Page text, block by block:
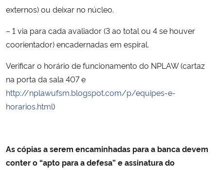
externos) ou deixar no núcleo.
– 1 via para cada avaliador (3 ao total ou 4 se houver
coorientador) encadernadas em espiral.
Verificar o horário de funcionamento do NPLAW (cartaz
na porta da sala 407 e
http://nplawufsm.blogspot.com/p/equipes-e-
horarios.html)
As cópias a serem encaminhadas para a banca devem
conter o “apto para a defesa” e assinatura do